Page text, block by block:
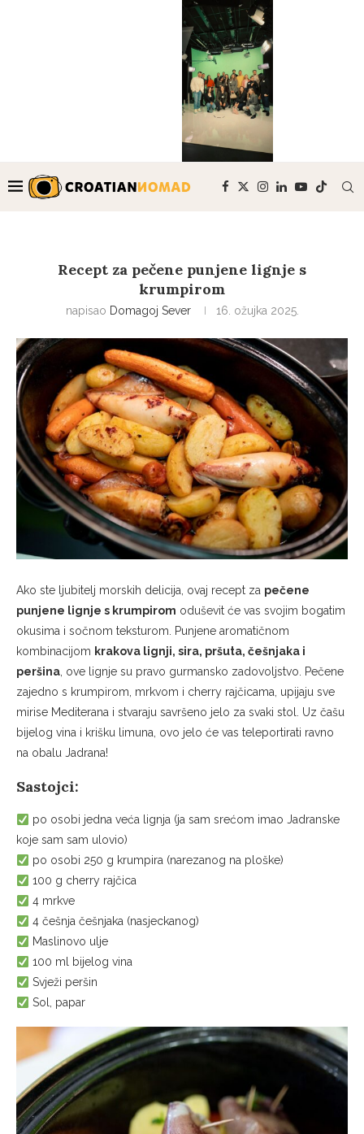
Recept za pečene punjene lignje s
krumpirom
napisao Domagoj Sever 16. ožujka 2025.
Ako ste ljubitelj morskih delicija, ovaj recept za pečene
punjene lignje s krumpirom oduševit će vas svojim bogatim
okusima i sočnom teksturom. Punjene aromatičnom
kombinacijom krakova lignji, sira, pršuta, češnjaka i
peršina , ove lignje su pravo gurmansko zadovoljstvo. Pečene
zajedno s krumpirom, mrkvom i cherry rajčicama, upijaju sve
mirise Mediterana i stvaraju savršeno jelo za svaki stol. Uz čašu
bijelog vina i krišku limuna, ovo jelo će vas teleportirati ravno
na obalu Jadrana!
Sastojci:
po osobi jedna veća lignja (ja sam srećom imao Jadranske
koje sam sam ulovio)
po osobi 250 g krumpira (narezanog na ploške)
100 g cherry rajčica
4 mrkve
4 češnja češnjaka (nasjeckanog)
Maslinovo ulje
100 ml bijelog vina
Svježi peršin
Sol, papar